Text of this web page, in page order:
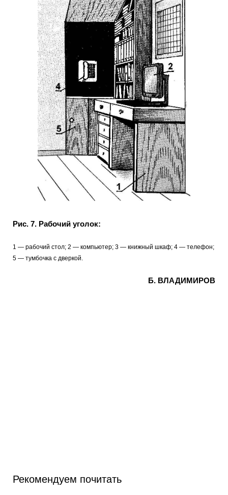
Рис. 7. Рабочий уголок:
1 — рабочий стол; 2 — компьютер; 3 — книжный шкаф; 4 — телефон;
5 — тумбочка с дверкой.
Б. ВЛАДИМИРОВ
Рекомендуем почитать